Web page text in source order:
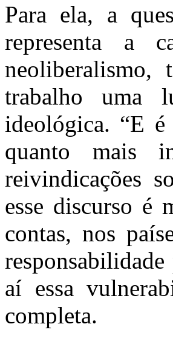
Para ela, a
representa a
trabalho uma
ideológica. “E
quanto mais
reivindicações
esse discurso é
contas, nos
aí essa
completa.